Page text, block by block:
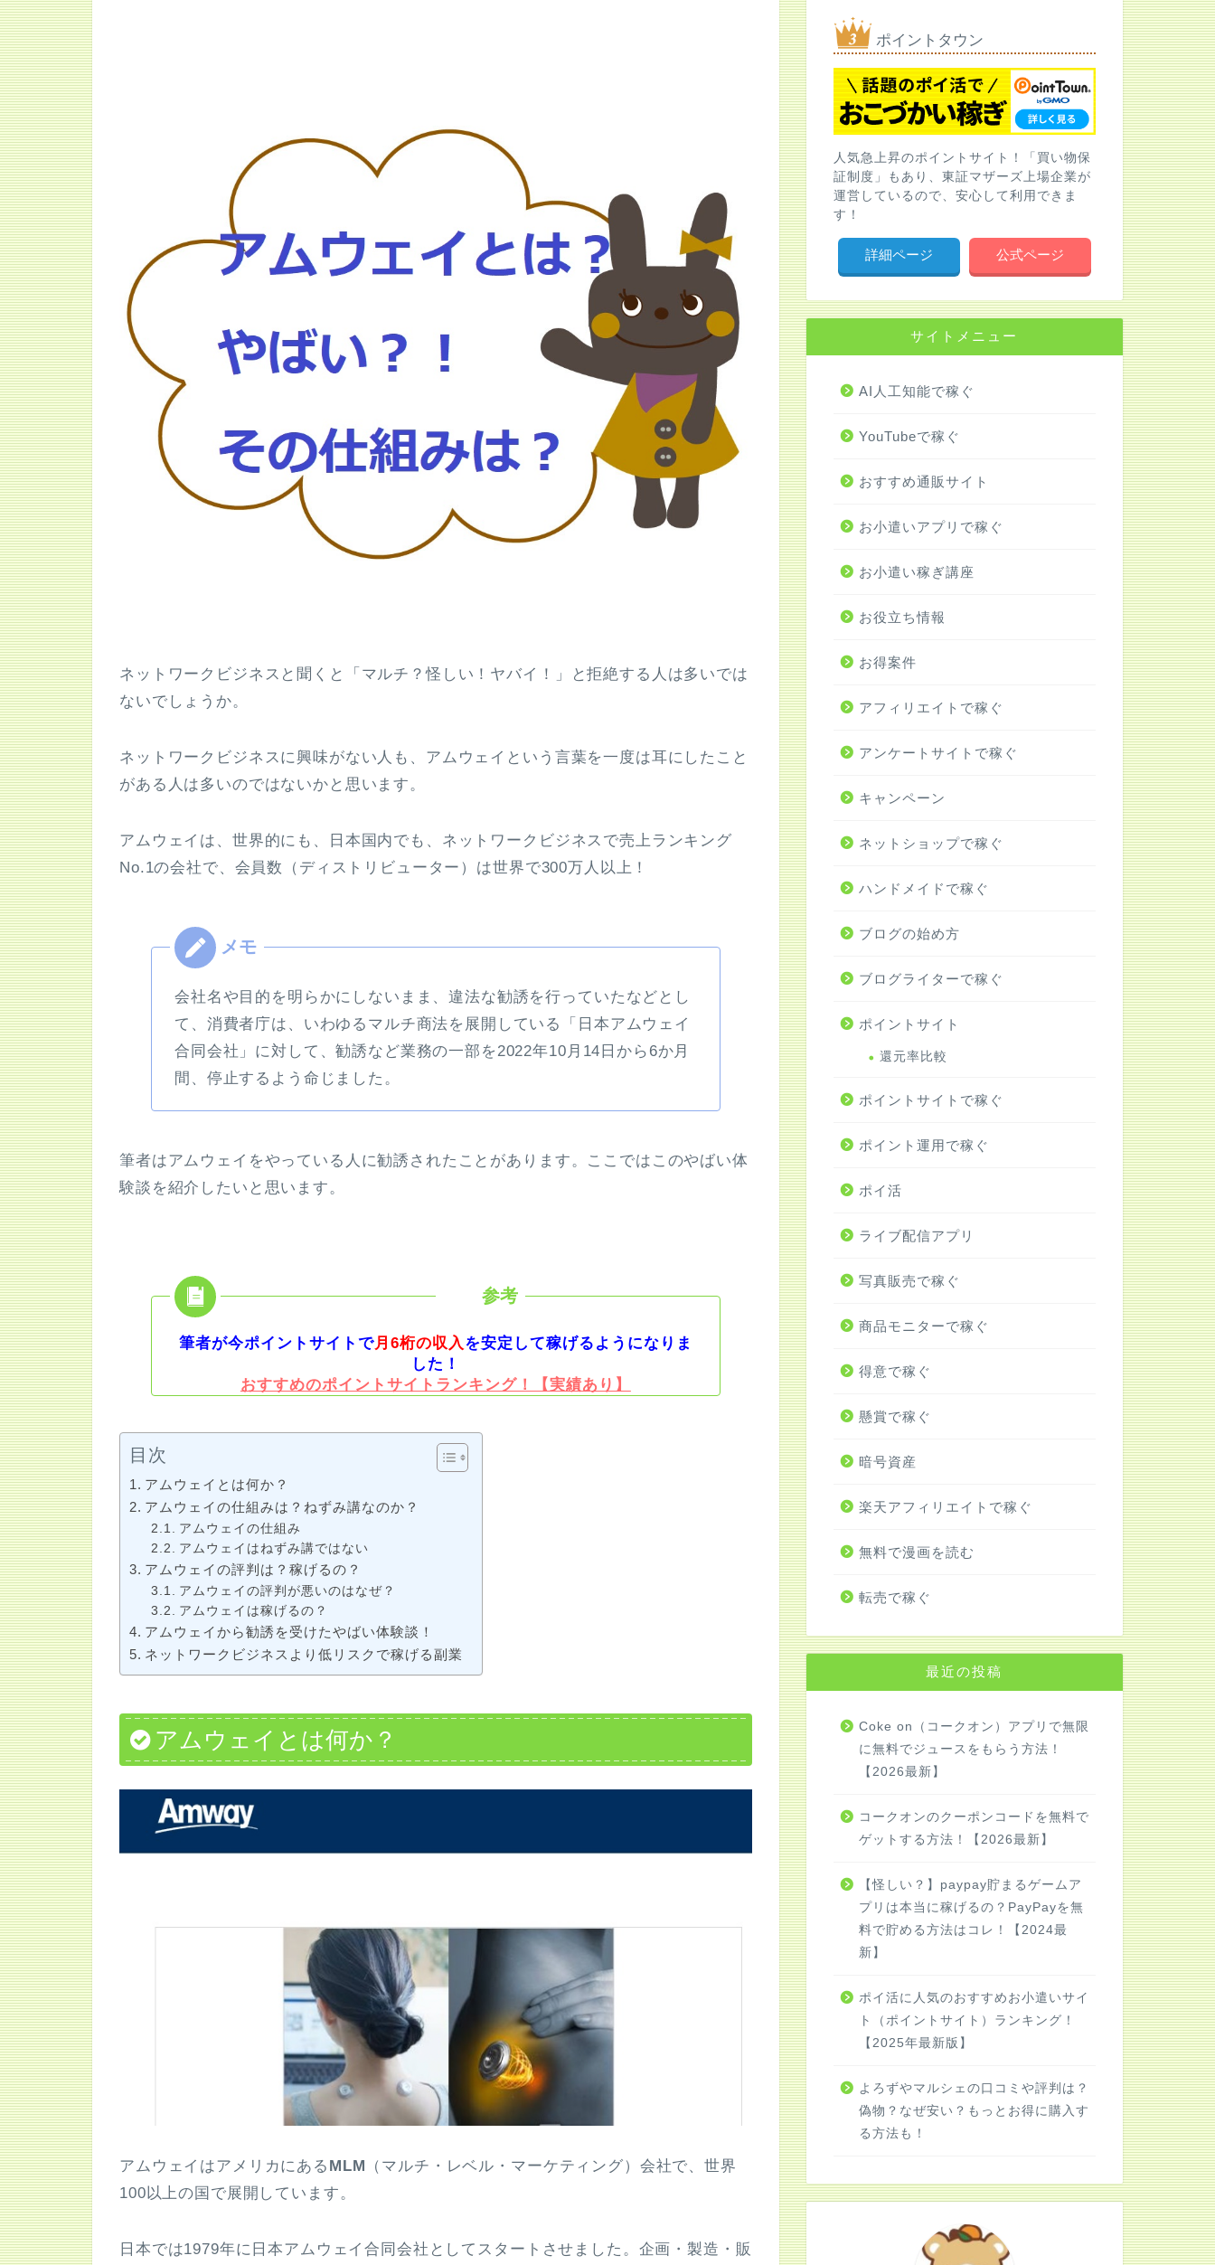
ネットワークビジネスと聞くと「マルチ？怪しい！ヤバイ！」と拒絶する人は多いでは
ないでしょうか。
ネットワークビジネスに興味がない人も、アムウェイという言葉を一度は耳にしたこと
がある人は多いのではないかと思います。
アムウェイは、世界的にも、日本国内でも、ネットワークビジネスで売上ランキング
No.1の会社で、会員数（ディストリビューター）は世界で300万人以上！
会社名や目的を明らかにしないまま、違法な勧誘を行っていたなどとし
て、消費者庁は、いわゆるマルチ商法を展開している「日本アムウェイ
合同会社」に対して、勧誘など業務の一部を2022年10月14日から6か月
間、停止するよう命じました。
筆者はアムウェイをやっている人に勧誘されたことがあります。ここではこのやばい体
験談を紹介したいと思います。
筆者が今ポイントサイトで月6桁の収入を安定して稼げるようになりま
した！
おすすめのポイントサイトランキング！【実績あり】
目次
アムウェイとは何か？
アムウェイの仕組みは？ねずみ講なのか？
アムウェイの仕組み
アムウェイはねずみ講ではない
アムウェイの評判は？稼げるの？
アムウェイの評判が悪いのはなぜ？
アムウェイは稼げるの？
アムウェイから勧誘を受けたやばい体験談！
ネットワークビジネスより低リスクで稼げる副業
アムウェイとは何か？
アムウェイはアメリカにある MLM （マルチ・レベル・マーケティング）会社で、世界
100以上の国で展開しています。
日本では1979年に日本アムウェイ合同会社としてスタートさせました。企画・製造・販
ポイントタウン
人気急上昇のポイントサイト！「買い物保
証制度」もあり、東証マザーズ上場企業が
運営しているので、安心して利用できま
す！
詳細ページ 公式ページ
サイトメニュー
AI人工知能で稼ぐ
YouTubeで稼ぐ
おすすめ通販サイト
お小遣いアプリで稼ぐ
お小遣い稼ぎ講座
お役立ち情報
お得案件
アフィリエイトで稼ぐ
アンケートサイトで稼ぐ
キャンペーン
ネットショップで稼ぐ
ハンドメイドで稼ぐ
ブログの始め方
ブログライターで稼ぐ
ポイントサイト
還元率比較
ポイントサイトで稼ぐ
ポイント運用で稼ぐ
ポイ活
ライブ配信アプリ
写真販売で稼ぐ
商品モニターで稼ぐ
得意で稼ぐ
懸賞で稼ぐ
暗号資産
楽天アフィリエイトで稼ぐ
無料で漫画を読む
転売で稼ぐ
最近の投稿
Coke on（コークオン）アプリで無限
に無料でジュースをもらう方法！
【2026最新】
コークオンのクーポンコードを無料で
ゲットする方法！【2026最新】
【怪しい？】paypay貯まるゲームア
プリは本当に稼げるの？PayPayを無
料で貯める方法はコレ！【2024最
新】
ポイ活に人気のおすすめお小遣いサイ
ト（ポイントサイト）ランキング！
【2025年最新版】
よろずやマルシェの口コミや評判は？
偽物？なぜ安い？もっとお得に購入す
る方法も！